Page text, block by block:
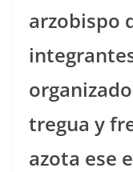
arzobispo
tregua y
azota ese